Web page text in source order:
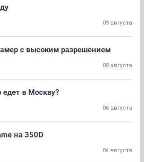
09 августа
с высоким разрешением
08 августа
едет в Москву?
06 августа
на 350D
04 августа